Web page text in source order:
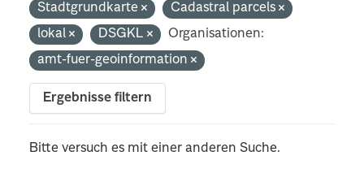
Stadtgrundkarte
Cadastral parcels
lokal
DSGKL
Organisationen:
amt-fuer-geoinformation
Ergebnisse filtern
Bitte versuch es mit einer anderen Suche.